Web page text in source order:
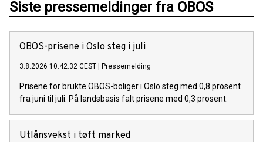
Siste pressemeldinger fra OBOS
OBOS-prisene i Oslo steg i juli
3.8.2026 10:42:32 CEST Pressemelding
Prisene for brukte OBOS-boliger i Oslo steg med 0,8 prosent
fra juni til juli. På landsbasis falt prisene med 0,3 prosent.
Utlånsvekst i tøft marked